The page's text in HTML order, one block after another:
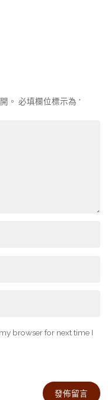
。 必填欄位標示為 *
browser for next time I